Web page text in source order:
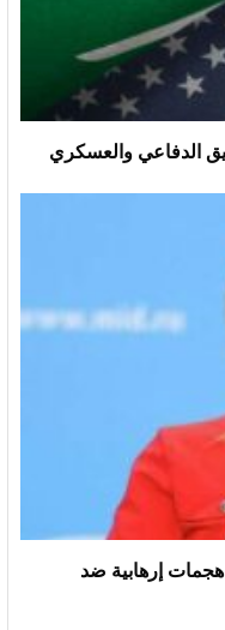
الدفاعي والعسكري
إرهابية ضد